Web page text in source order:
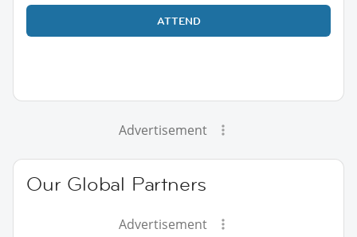
ATTEND
Advertisement
Our Global Partners
Advertisement